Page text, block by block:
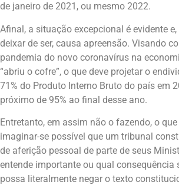
de janeiro de 2021, ou mesmo 2022.
Afinal, a situação excepcional é evidente
deixar de ser, causa apreensão. Visando
pandemia do novo coronavírus na
“abriu o cofre”, o que deve projetar o
71% do Produto Interno Bruto do país em
próximo de 95% ao final desse ano.
Entretanto, em assim não o fazendo, o
imaginar-se possível que um tribunal
de aferição pessoal de parte de seus
entende importante ou qual consequência
possa literalmente negar o texto